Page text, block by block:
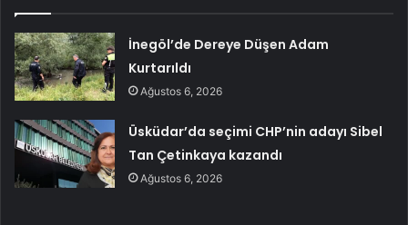
İnegöl’de Dereye Düşen Adam
Kurtarıldı
Ağustos 6, 2026
Üsküdar’da seçimi CHP’nin adayı Sibel
Tan Çetinkaya kazandı
Ağustos 6, 2026